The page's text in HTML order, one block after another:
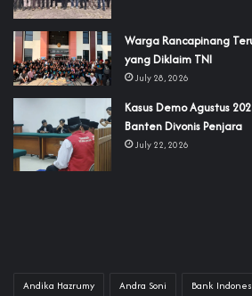
‎Warga Rancapinang
yang Diklaim TNI‎‎
July 28, 2026
‎Kasus Demo Agustus
Banten Divonis Penjara
July 22, 2026
Andika Hazrumy Andra Soni Bank